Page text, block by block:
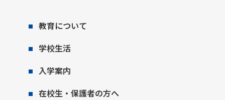
教育について
学校生活
入学案内
在校生・保護者の方へ